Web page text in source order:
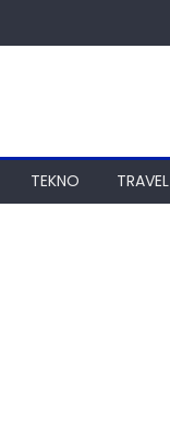
TEKNO TRAVEL